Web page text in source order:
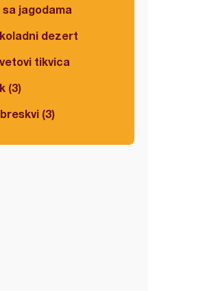
jagodama
dezert
tikvica
(3)
(3)